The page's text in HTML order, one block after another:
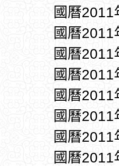
國曆
國曆
國曆
國曆
國曆
國曆
國曆
國曆